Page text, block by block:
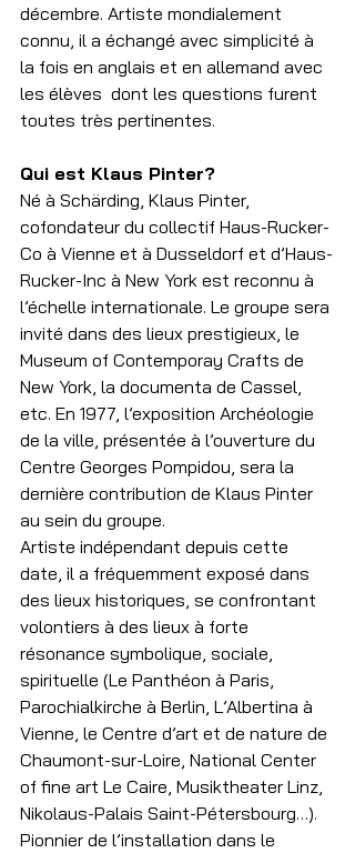
décembre. Artiste mondialement
connu, il a échangé avec simplicité à
la fois en anglais et en allemand avec
les élèves  dont les questions furent
toutes très pertinentes.
Qui est Klaus Pinter?
Né à Schärding, Klaus Pinter,
cofondateur du collectif Haus-Rucker-
Co à Vienne et à Dusseldorf et d’Haus-
Rucker-Inc à New York est reconnu à
l’échelle internationale. Le groupe sera
invité dans des lieux prestigieux, le
Museum of Contemporay Crafts de
New York, la documenta de Cassel,
etc. En 1977, l’exposition Archéologie
de la ville, présentée à l’ouverture du
Centre Georges Pompidou, sera la
dernière contribution de Klaus Pinter
au sein du groupe.
Artiste indépendant depuis cette
date, il a fréquemment exposé dans
des lieux historiques, se confrontant
volontiers à des lieux à forte
résonance symbolique, sociale,
spirituelle (Le Panthéon à Paris,
Parochialkirche à Berlin, L’Albertina à
Vienne, le Centre d’art et de nature de
Chaumont-sur-Loire, National Center
of fine art Le Caire, Musiktheater Linz,
Nikolaus-Palais Saint-Pétersbourg…).
Pionnier de l’installation dans le